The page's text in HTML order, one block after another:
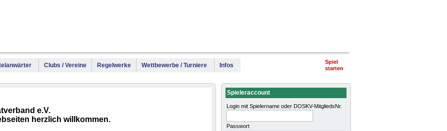
Clubs / Vereine Regelwerke Wettbewerbe / Turniere Infos
Spiel
starten
e.V.
herzlich willkommen.
Spieleraccount
Login mit Spielername oder DOSKV-MitgliedsNr.
Passwort